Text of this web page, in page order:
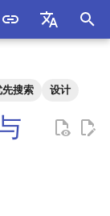
中文
先搜索 设计